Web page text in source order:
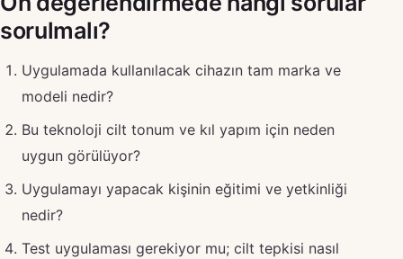
sorulmalı?
Uygulamada kullanılacak cihazın tam marka ve
modeli nedir?
Bu teknoloji cilt tonum ve kıl yapım için neden
uygun görülüyor?
Uygulamayı yapacak kişinin eğitimi ve yetkinliği
nedir?
Test uygulaması gerekiyor mu; cilt tepkisi nasıl